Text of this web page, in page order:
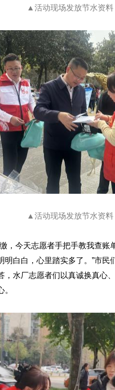
▲活动现场发放节水资料
▲活动现场发放节水资料
，今天志愿者手把手教我查账
明白白，心里踏实多了。”市民
，水厂志愿者们以真诚换真心